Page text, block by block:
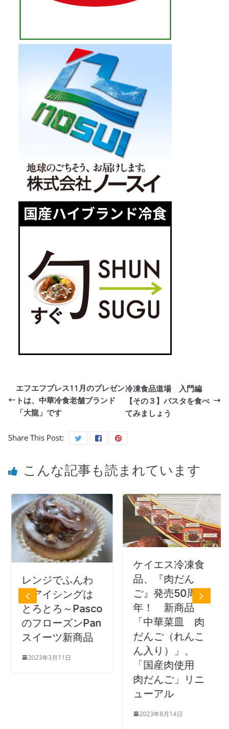
エフエフプレス11月のプレゼン
トは、中華冷食老舗ブランド
「大龍」です
冷凍食品道場 入門編
【その３】パスタを食べ
てみましょう
Share This Post:
こんな記事も読まれています
レンジでふんわ
りアイシングは
とろとろ～Pasco
のフローズンPan
スイーツ新商品
2023年3月11日
ケイエス冷凍食
品、『肉だん
ご』発売50周
年！ 新商品
「中華菜皿 肉
だんご（れんこ
ん入り）」、
「国産肉使用
肉だんご」リニ
ューアル
2023年8月14日